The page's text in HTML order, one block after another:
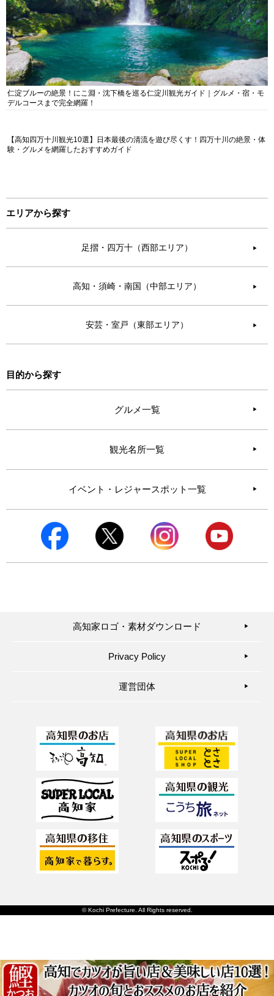
仁淀ブルーの絶景！にこ淵・沈下橋を巡る仁淀川観光ガイド｜グルメ・宿・モ
デルコースまで完全網羅！
【高知四万十川観光10選】日本最後の清流を遊び尽くす！四万十川の絶景・体
験・グルメを網羅したおすすめガイド
エリアから探す
足摺・四万十（西部エリア） ▶︎
高知・須崎・南国（中部エリア） ▶︎
安芸・室戸（東部エリア） ▶︎
目的から探す
グルメ一覧
観光名所一覧
イベント・レジャースポット一覧
高知家ロゴ・素材ダウンロード ▶︎
Privacy Policy ▶︎
運営団体 ▶︎
© Kochi Prefecture. All Rights reserved.
日本語